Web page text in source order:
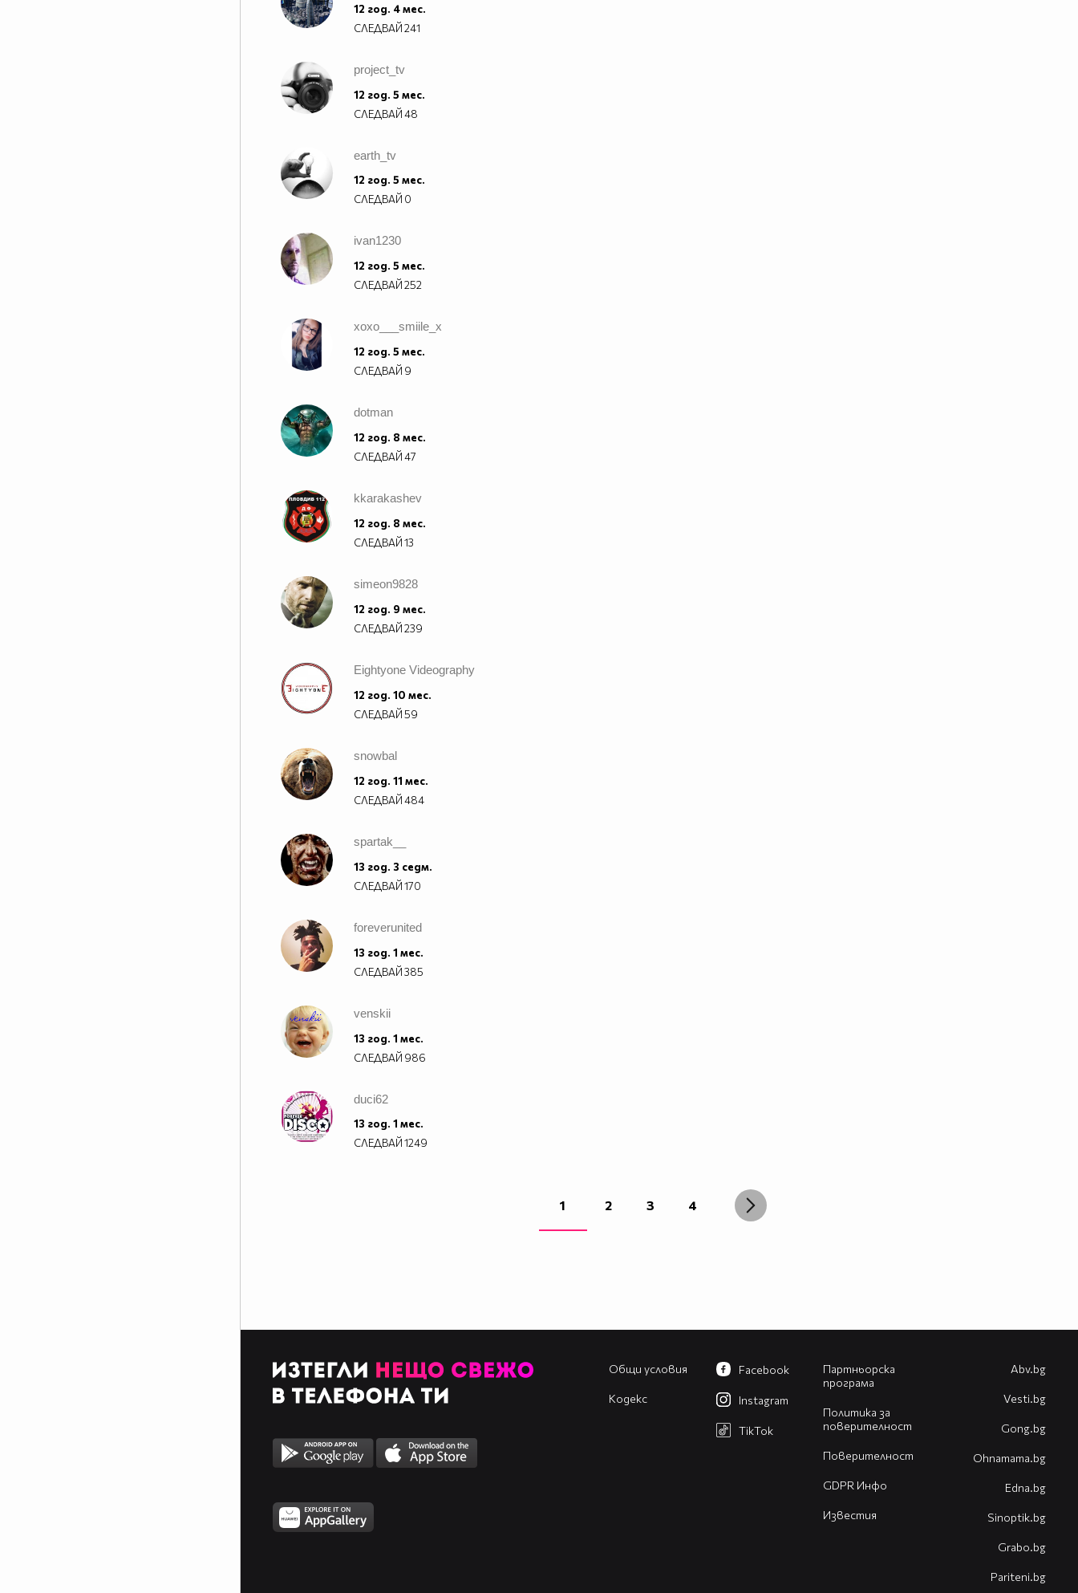
12 год. 4 мес.
СЛЕДВАЙ241
project_tv
12 год. 5 мес.
СЛЕДВАЙ48
earth_tv
12 год. 5 мес.
СЛЕДВАЙ 0
ivan1230
12 год. 5 мес.
СЛЕДВАЙ252
xoxo___smiile_x
12 год. 5 мес.
СЛЕДВАЙ 9
dotman
12 год. 8 мес.
СЛЕДВАЙ47
kkarakashev
12 год. 8 мес.
СЛЕДВАЙ13
simeon9828
12 год. 9 мес.
СЛЕДВАЙ239
Eightyone Videography
12 год. 10 мес.
СЛЕДВАЙ59
snowbal
12 год. 11 мес.
СЛЕДВАЙ484
spartak__
13 год. 3 седм.
СЛЕДВАЙ170
foreverunited
13 год. 1 мес.
СЛЕДВАЙ385
venskii
13 год. 1 мес.
СЛЕДВАЙ 986
duci62
13 год. 1 мес.
СЛЕДВАЙ1249
1 2 3 4
Общи условия
Кодекс
Партньорска
програма
Политика за
поверителност
Поверителност
GDPR Инфо
Известия
Facebook
Instagram
TikTok
Abv.bg
Vesti.bg
Gong.bg
Оhnamama.bg
Edna.bg
Sinoptik.bg
Grabo.bg
Pariteni.bg